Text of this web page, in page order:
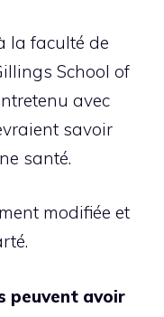
la faculté de
School of
avec
savoir
santé.
modifiée et
peuvent avoir